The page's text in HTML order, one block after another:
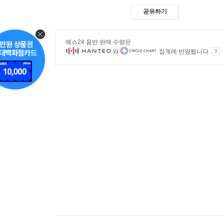
공유하기
예스24 음반 판매 수량은
와
집계에 반영됩니다.